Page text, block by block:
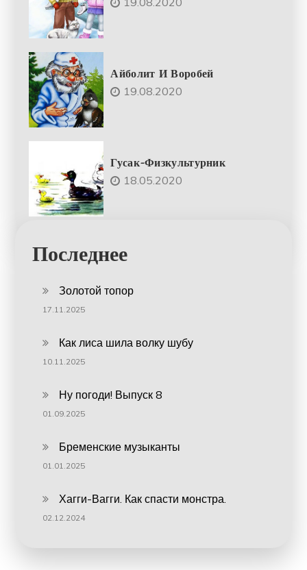
Айболит И Воробей
19.08.2020
Гусак-Физкультурник
18.05.2020
Последнее
Золотой топор
17.11.2025
Как лиса шила волку шубу
10.11.2025
Ну погоди! Выпуск 8
01.09.2025
Бременские музыканты
01.01.2025
Хагги-Вагги. Как спасти монстра.
02.12.2024